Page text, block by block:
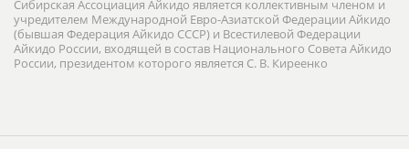
Сибирская Ассоциация Айкидо является коллективным членом и
учредителем Международной Евро-Азиатской Федерации Айкидо
(бывшая Федерация Айкидо СССР) и Всестилевой Федерации
Айкидо России, входящей в состав Национального Совета Айкидо
России, президентом которого является С. В. Киреенко